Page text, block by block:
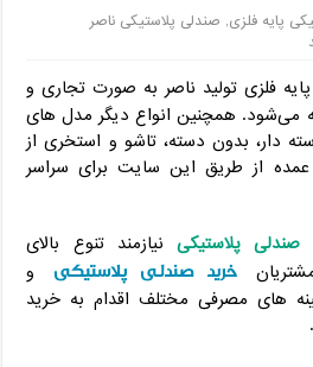
پایه فلزی, صندلی پلاستیکی ناصر
پایه فلزی تولید ناصر به صورت تجاری و
می‌شود. همچنین انواع دیگر مدل های
دار، بدون دسته، تاشو و استخری از
از طریق این سایت برای سراسر
صندلی پلاستیکینیازمند تنوع بالای
خرید صندلی پلاستیکی
و
های مصرفی مختلف اقدام به خرید